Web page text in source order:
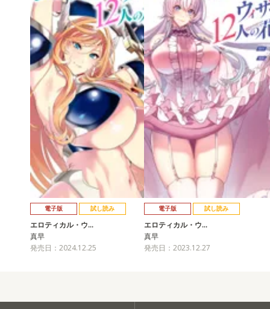
電子版 試し読み
エロティカル・ウ…
真早
発売日：2024.12.25
電子版 試し読み
エロティカル・ウ…
真早
発売日：2023.12.27